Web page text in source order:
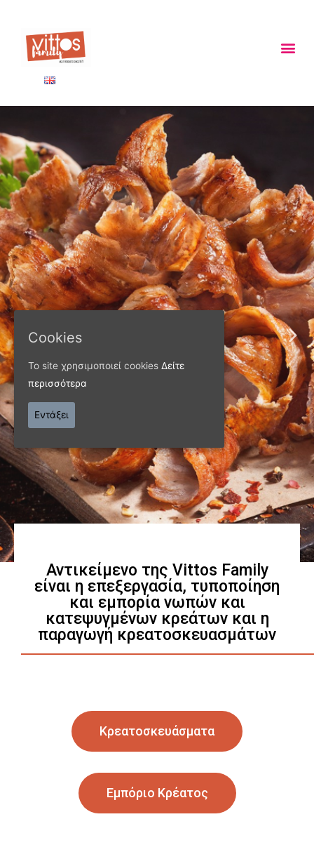
ΠΑΝΩ ΑΠΟ 40 ΧΡΟΝΙΑ
Παράγουμε προϊόντα
Γνωρίστε μας
Αντικείμενο της Vittos Family
είναι η επεξεργασία, τυποποίηση
και εμπορία νωπών και
κατεψυγμένων κρεάτων και η
παραγωγή κρεατοσκευασμάτων
Κρεατοσκευάσματα
Εμπόριο Κρέατος
Cookies
Το site χρησιμοποιεί cookies Δείτε
περισσότερα
Εντάξει